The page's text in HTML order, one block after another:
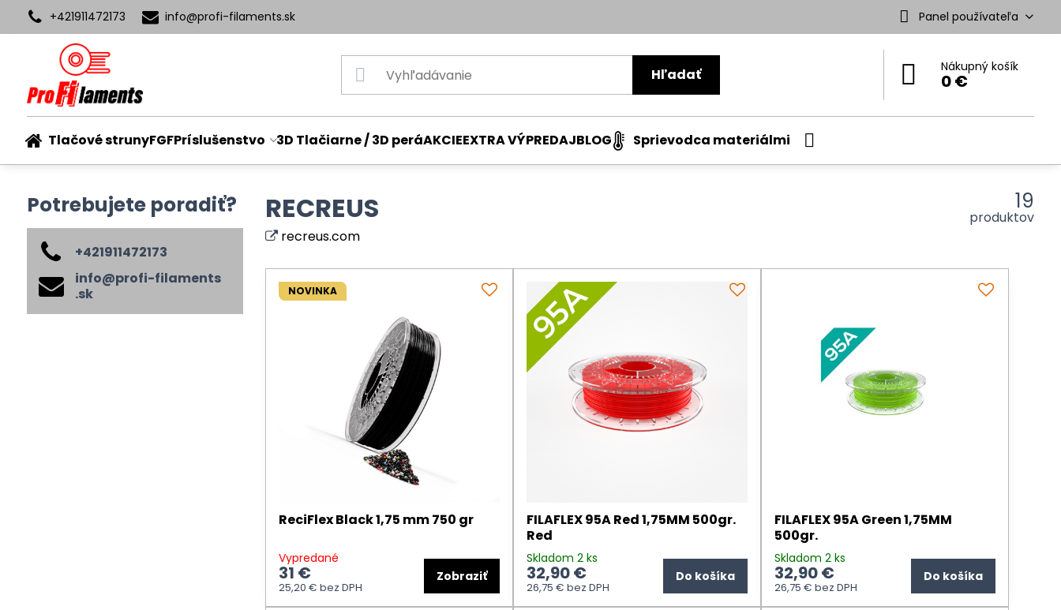
+421911472173 info​@profi-filaments​.sk Panel používateľa
Hľadať Nákupný košík
0 €
Tlačové strunyFGFPríslušenstvo 3D Tlačiarne / 3D peráAKCIEEXTRA VÝPREDAJBLOG Sprievodca materiálmi
RECREUS
recreus.com
19
produktov
NOVINKA
ReciFlex Black 1,75 mm 750 gr
Vypredané
31 €
25,20 €bez DPH
Zobraziť
FILAFLEX 95A Red 1,75MM 500gr.
Red
Skladom 2 ks
32,90 €
26,75 €bez DPH
Do košíka
FILAFLEX 95A Green 1,75MM
500gr.
Skladom 2 ks
32,90 €
26,75 €bez DPH
Do košíka
Potrebujete poradiť?
+421911472173
info​@profi-filaments​
.sk